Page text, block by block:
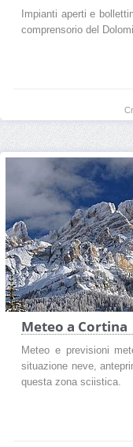
Impianti aperti e
comprensorio del
Meteo a
Meteo e previsioni
situazione neve,
questa zona sciistica.